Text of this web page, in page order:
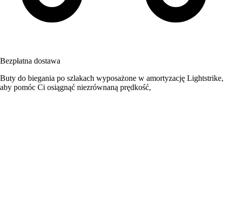
Bezpłatna dostawa
Buty do biegania po szlakach wyposażone w amortyzację Lightstrike,
aby pomóc Ci osiągnąć niezrównaną prędkość,